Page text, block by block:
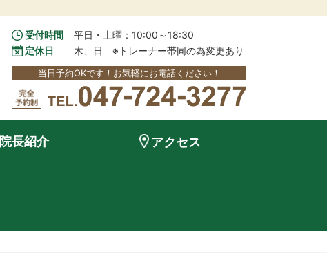
受付時間
平日・土曜：10:00～18:30
定休日
木、日　※トレーナー帯同の為変更あり
当日予約OKです！お気軽にお電話ください！
院長紹介 アクセス